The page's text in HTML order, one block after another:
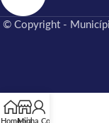
© Copyright -
HomeLoja
Minha Conta